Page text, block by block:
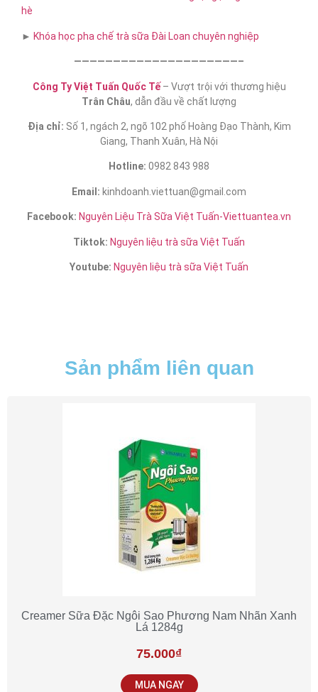
hè
► Khóa học pha chế trà sữa​ Đài Loan chuyên nghiệp
—————————————————————–
Công Ty Việt Tuấn Quốc Tế – Vượt trội với thương hiệu
Trân Châu, dẫn đầu về chất lượng
Địa chỉ: Số 1, ngách 2, ngõ 102 phố Hoàng Đạo Thành, Kim
Giang, Thanh Xuân, Hà Nội
Hotline: 0982 843 988
Email: kinhdoanh.viettuan@gmail.com
Facebook: Nguyên Liệu Trà Sữa Việt Tuấn-Viettuantea.vn
Tiktok: Nguyên liệu trà sữa Việt Tuấn
Youtube: Nguyên liệu trà sữa Việt Tuấn
Sản phẩm liên quan
Creamer Sữa Đặc Ngôi Sao Phương Nam Nhãn Xanh
Lá 1284g
75.000₫
MUA NGAY